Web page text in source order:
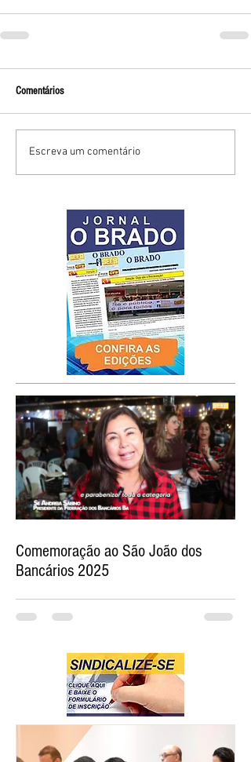
Comentários
Escreva um comentário
Comemoração ao São João dos
Bancários 2025